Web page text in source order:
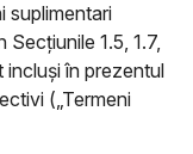
suplimentari
1.5, 1.7,
incluși în prezentul
(„Termeni